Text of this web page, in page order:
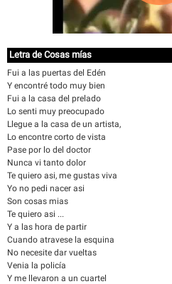
Letra de Cosas mías
Fui a las puertas del Edén
Y encontré todo muy bien
Fui a la casa del prelado
Lo senti muy preocupado
Llegue a la casa de un artista,
Lo encontre corto de vista
Pase por lo del doctor
Nunca vi tanto dolor
Te quiero asi, me gustas viva
Yo no pedi nacer asi
Son cosas mias
Te quiero asi ...
Y a las hora de partir
Cuando atravese la esquina
No necesite dar vueltas
Venia la policía
Y me llevaron a un cuartel